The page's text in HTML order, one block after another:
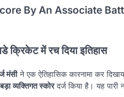
By An Associate
में रच दिया इतिहास
मंसीने एक ऐतिहासिक कारनामा कर
व्यक्तिगत स्कोरदर्ज किया है। यह